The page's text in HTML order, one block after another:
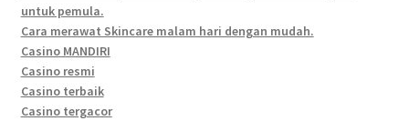
untuk pemula.
Cara merawat Skincare malam hari dengan mudah.
Casino MANDIRI
Casino resmi
Casino terbaik
Casino tergacor